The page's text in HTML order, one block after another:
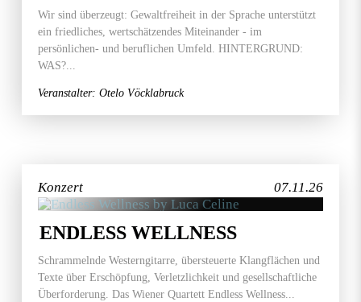
Wir sind überzeugt: Gewaltfreiheit in der Sprache unterstützt
ein friedliches, wertschätzendes Miteinander - im
persönlichen- und beruflichen Umfeld. HINTERGRUND:
WAS?...
Veranstalter: Otelo Vöcklabruck
07.11.26
Konzert
ENDLESS WELLNESS
Schrammelnde Westerngitarre, übersteuerte Klangflächen und
Texte über Erschöpfung, Verletzlichkeit und gesellschaftliche
Überforderung. Das Wiener Quartett Endless Wellness...